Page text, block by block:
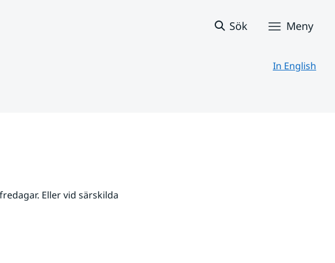
Sök Meny
In English
Eller vid särskilda